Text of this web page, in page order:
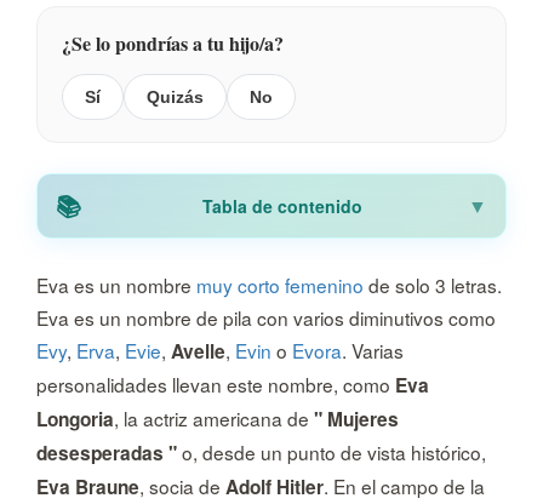
¿Se lo pondrías a tu hijo/a?
Sí Quizás No
Tabla de contenido
Eva es un nombre muy corto femenino de solo 3 letras.
Eva es un nombre de pila con varios diminutivos como
Evy, Erva, Evie, Avelle, Evin o Evora. Varias
personalidades llevan este nombre, como Eva
Longoria, la actriz americana de " Mujeres
desesperadas "o, desde un punto de vista histórico,
Eva Braune, socia de Adolf Hitler. En el campo de la